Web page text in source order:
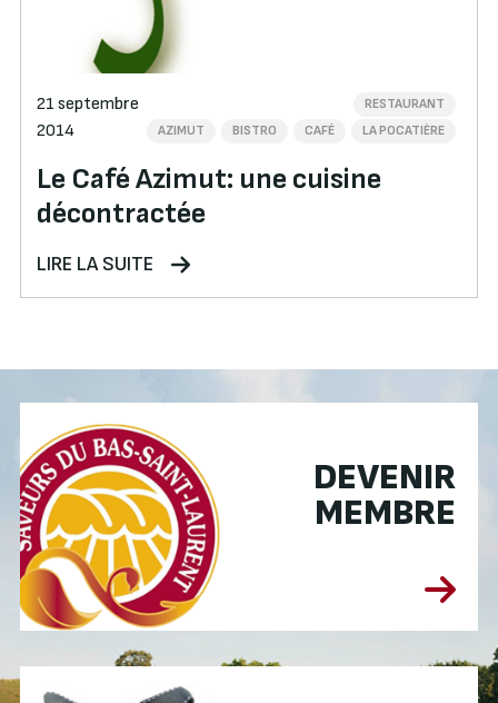
21 septembre
2014
AZIMUT BISTRO CAFÉ LA POCATIÈRE
RESTAURANT
Le Café Azimut: une cuisine
décontractée
LIRE LA SUITE
DEVENIR
MEMBRE